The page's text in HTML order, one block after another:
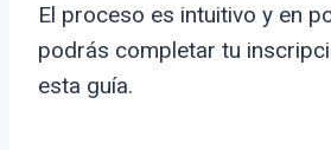
El proceso es intuitivo y en
podrás completar tu
esta guía.